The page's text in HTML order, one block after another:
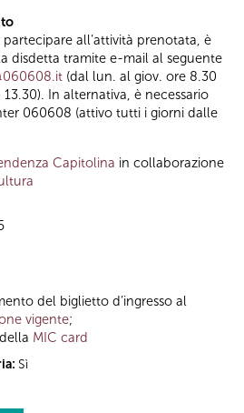
partecipare all’attività prenotata, è
disdetta tramite e-mail al seguente
(dal lun. al giov. ore 8.30
In alternativa, è necessario
060608 (attivo tutti i giorni dalle
Capitolina in collaborazione
del biglietto d’ingresso al
vigente;
MIC card
Sì